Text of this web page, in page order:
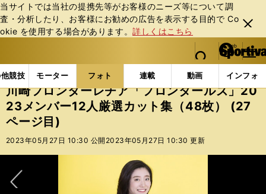
当サイトでは当社の提携先等がお客様のニーズ等について調
査・分析したり、お客様にお勧めの広告を表⽰する⽬的で Co
okie を使⽤する場合があります。詳しくはこちら
閉じ
る
web Sportiva (webスポルティーバ)
検索
マイペ
ー
ジ
メニュ
競技 モーター フォト 連載 動画 インフォ
b
ス
ポ
ル
テ
ー
バ
フォトギャラリー スポーツビーナスギャラリー 川
川崎フロンターレチア「フロンタールズ」20
23メンバー12人厳選カット集（48枚） (27
ページ目)
2023年05月27日 10:30 公開 2023年05月27日 10:30 更新